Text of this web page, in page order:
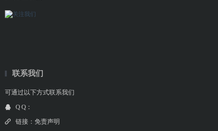
联系我们
可通过以下方式联系我们
Q Q：
链接： 免责声明